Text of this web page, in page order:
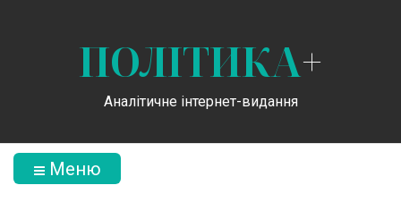
ПОЛІТИКА+
Аналітичне інтернет-видання
Меню